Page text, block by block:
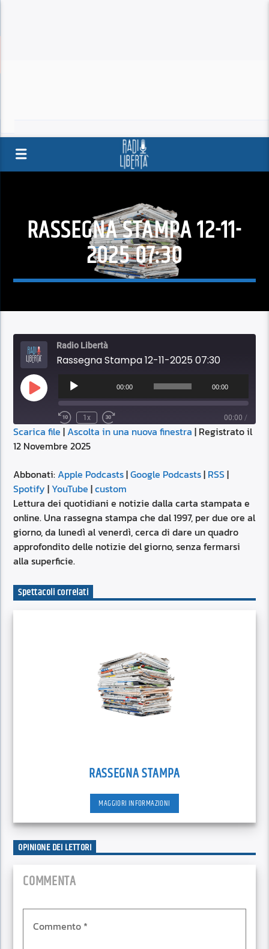
RASSEGNA STAMPA 12-11-
2025 07:30
Radio Libertà
Rassegna Stampa 12-11-2025 07:30
Play
Episode
Audio
Player
00:00 00:00
1x 00:00 /
SUBSCRIBE SHARE
Apple Podcasts
YouTube
RSS FEED
SHARE
LINK
EMBED
Scarica file |Ascolta in una nuova finestra | Registrato il
12 Novembre 2025
Abbonati:Apple Podcasts|Google Podcasts| RSS|
Spotify | YouTube |custom
Lettura dei quotidiani e notizie dalla carta stampata e
online. Una rassegna stampa che dal 1997, per due ore al
giorno, da lunedì al venerdì, cerca di dare un quadro
approfondito delle notizie del giorno, senza fermarsi
alla superficie.
Spettacoli correlati
RASSEGNA STAMPA
MAGGIORI INFORMAZIONI
OPINIONE DEI LETTORI
COMMENTA